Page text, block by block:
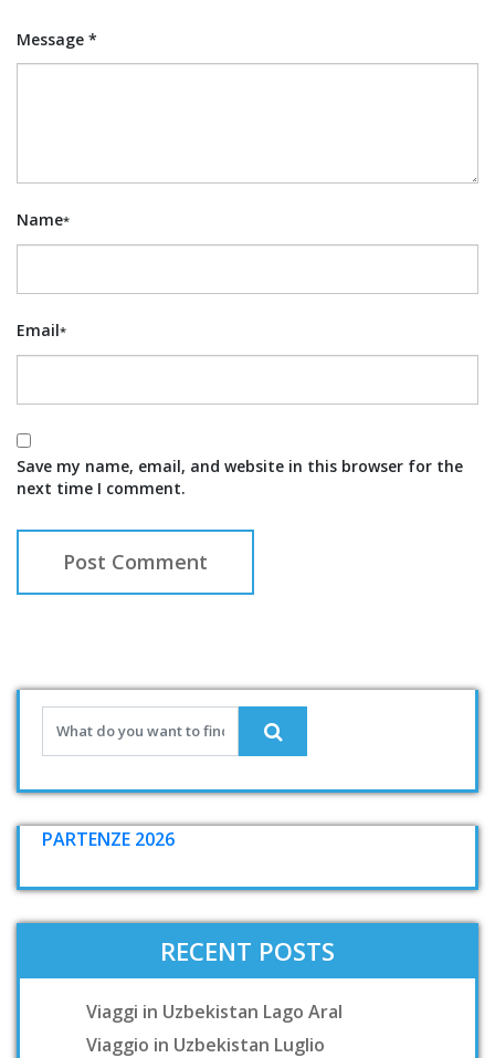
Message *
Name*
Email*
Save my name, email, and website in this browser for the
next time I comment.
PARTENZE 2026
RECENT POSTS
Viaggi in Uzbekistan Lago Aral
Viaggio in Uzbekistan Luglio